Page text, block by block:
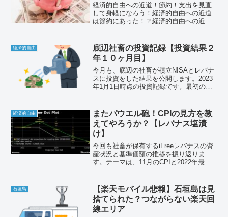
経済的自由への近道！節約！支出を見直
して身軽になろう！経済的自由への近道
は節約にあった！？経済的自由への近道
ここではその理由と、わたしが今から実
践することを紹介します。
経済的自由
底辺社畜の投資記録【投資結果２
年１０ヶ月目】
今月も、底辺の社畜が積立NISAとレバナ
スに投資をした結果を公開します。2023
年1月1日時点の投資記録です。最初の積
は、悲しみと絶望の投資結果をお楽しみ
ください。
経済的自由
またパウエル砲！CPIの見方を教
えてやろうか？【レバナス塩漬
け】
今回も社畜が保有するiFreeレバナスの資
産状況と基準価額の推移を振り返りま
す。テーマは、11月のCPIと2022年最後
済的自由を目指して！
石垣島
【楽天モバイル悲報】石垣島は見
捨てられた？つながらない楽天回
線エリア